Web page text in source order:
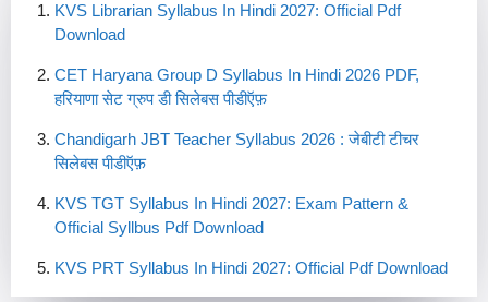
KVS Librarian Syllabus In Hindi 2027: Official Pdf
Download
CET Haryana Group D Syllabus In Hindi 2026 PDF,
हरियाणा सेट ग्रुप डी सिलेबस पीडीऍफ़
Chandigarh JBT Teacher Syllabus 2026 : जेबीटी टीचर
सिलेबस पीडीऍफ़
KVS TGT Syllabus In Hindi 2027: Exam Pattern &
Official Syllbus Pdf Download
KVS PRT Syllabus In Hindi 2027: Official Pdf Download